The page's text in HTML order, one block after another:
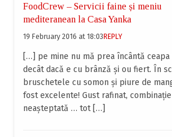
FoodCrew – Servicii faine și meniu
mediteranean la Casa Yanka
19 February 2016 at 18:03REPLY
[…] pe mine nu mă prea încântă ceapa
decât dacă e cu brânză și ou fiert. În
bruschetele cu somon și piure de
fost excelente! Gust rafinat, combinație
neașteptată … tot […]